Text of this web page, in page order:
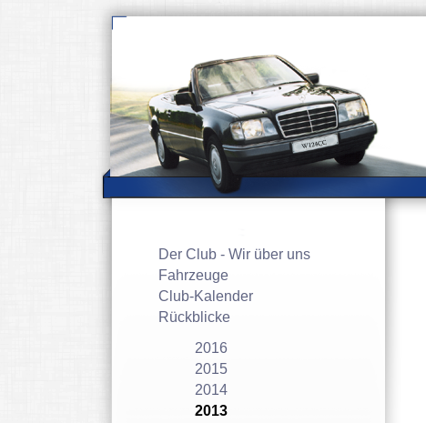
überspringen
Der Club - Wir über uns
Fahrzeuge
Club-Kalender
Rückblicke
2016
2015
2014
2013